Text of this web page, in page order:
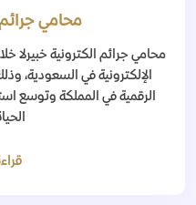
محامي جرائم
محامي جرائم الكترونية
الإلكترونية في السعودية،
الرقمية في المملكة وتوسع